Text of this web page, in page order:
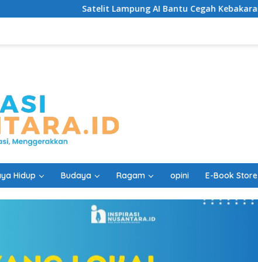
Satelit Lampung AI Bantu Cegah Kebakaran Lebih Cepat
Hidup Budaya Ragam opini E-Book Store